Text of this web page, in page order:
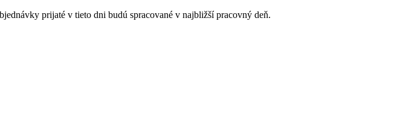
prijaté v tieto dni budú spracované v najbližší pracovný deň.